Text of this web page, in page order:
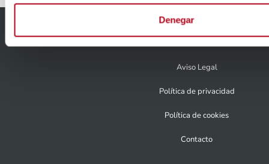
Denegar
Aviso Legal
Política de privacidad
Política de cookies
Contacto